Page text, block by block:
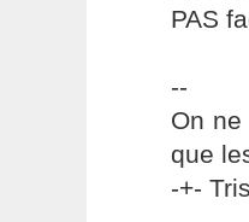
PAS
--
On
que
-+-